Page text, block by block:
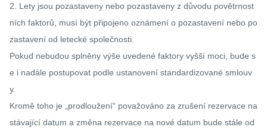
2. Lety jsou pozastaveny nebo pozastaveny z důvodu povětrnost
ních faktorů, musí být připojeno oznámení o pozastavení nebo po
zastavení od letecké společnosti.
Pokud nebudou splněny výše uvedené faktory vyšší moci, bude s
e i nadále postupovat podle ustanovení standardizované smlouv
y.
Kromě toho je „prodloužení“ považováno za zrušení rezervace na
stávající datum a změna rezervace na nové datum bude stále od